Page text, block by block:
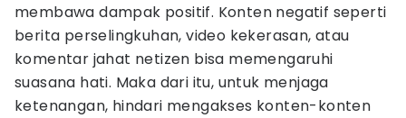
membawa dampak positif. Konten negatif seperti
berita perselingkuhan, video kekerasan, atau
komentar jahat netizen bisa memengaruhi
suasana hati. Maka dari itu, untuk menjaga
ketenangan, hindari mengakses konten-konten